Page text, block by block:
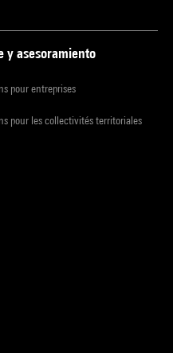
y asesoramiento
pour entreprises
pour les collectivités territoriales